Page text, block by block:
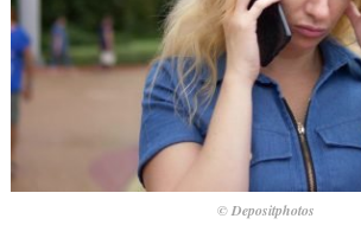
© Depositphotos